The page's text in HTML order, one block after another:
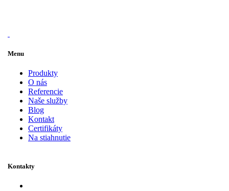
Menu
Produkty
O nás
Referencie
Naše služby
Blog
Kontakt
Certifikáty
Na stiahnutie
Kontakty